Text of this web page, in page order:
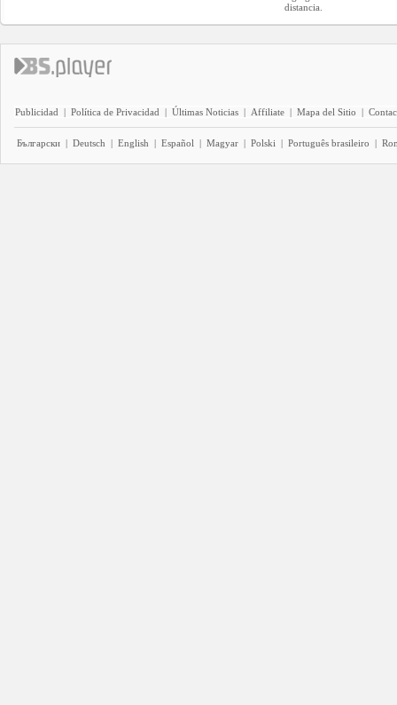
distancia.
Publicidad | Política de Privacidad | Últimas Noticias | Affiliate | Mapa del Sitio |
Български | Deutsch | English | Español | Magyar | Polski | Português brasileiro |